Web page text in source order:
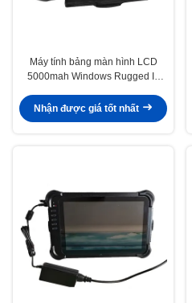
Máy tính bảng màn hình LCD
5000mah Windows Rugged I5
Nhận được giá tốt nhất